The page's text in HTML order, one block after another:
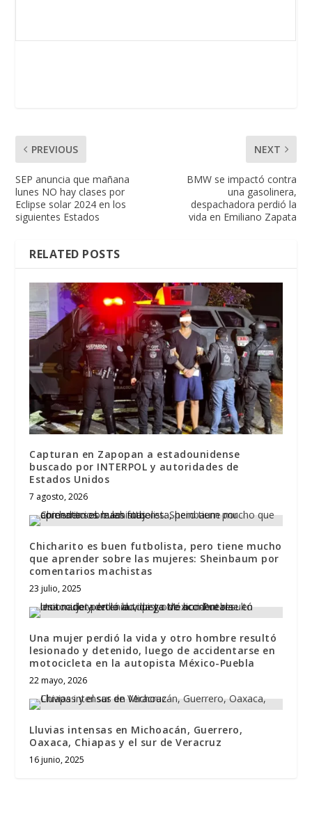
PREVIOUS
SEP anuncia que mañana
lunes NO hay clases por
Eclipse solar 2024 en los
siguientes Estados
NEXT
BMW se impactó contra
una gasolinera,
despachadora perdió la
vida en Emiliano Zapata
RELATED POSTS
Capturan en Zapopan a estadounidense
buscado por INTERPOL y autoridades de
Estados Unidos
7 agosto, 2026
Chicharito es buen futbolista, pero tiene mucho
que aprender sobre las mujeres: Sheinbaum por
comentarios machistas
23 julio, 2025
Una mujer perdió la vida y otro hombre resultó
lesionado y detenido, luego de accidentarse en
motocicleta en la autopista México-Puebla
22 mayo, 2026
Lluvias intensas en Michoacán, Guerrero,
Oaxaca, Chiapas y el sur de Veracruz
16 junio, 2025